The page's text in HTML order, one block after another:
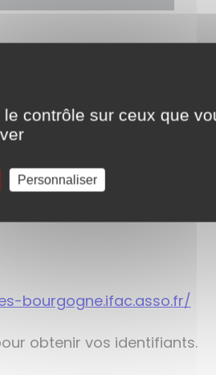
LES CHALON,
(sauf Noël) un centre de
de loisirs se déroule à
chaque commune
GEY en est à la
bourgogne.ifac.asso.fr/
obtenir vos identifiants.
contrôle sur ceux que
Personnaliser